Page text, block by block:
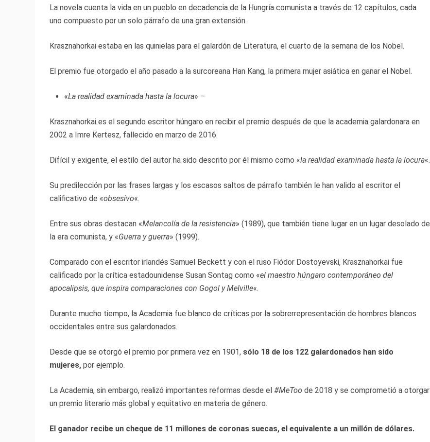
La novela cuenta la vida en un pueblo en decadencia de la Hungría comunista a través de 12 capítulos, cada
uno compuesto por un solo párrafo de una gran extensión.
Krasznahorkai estaba en las quinielas para el galardón de Literatura, el cuarto de la semana de los Nobel.
El premio fue otorgado el año pasado a la surcoreana Han Kang, la primera mujer asiática en ganar el Nobel.
«La realidad examinada hasta la locura» –
Krasznahorkai es el segundo escritor húngaro en recibir el premio después de que la academia galardonara en
2002 a Imre Kertesz, fallecido en marzo de 2016.
Difícil y exigente, el estilo del autor ha sido descrito por él mismo como «la realidad examinada hasta la locura«.
Su predilección por las frases largas y los escasos saltos de párrafo también le han valido al escritor el
calificativo de «obsesivo«.
Entre sus obras destacan «Melancolía de la resistencia» (1989), que también tiene lugar en un lugar desolado de
la era comunista, y «Guerra y guerra» (1999).
Comparado con el escritor irlandés Samuel Beckett y con el ruso Fiódor Dostoyevski, Krasznahorkai fue
calificado por la crítica estadounidense Susan Sontag como «el maestro húngaro contemporáneo del
apocalipsis, que inspira comparaciones con Gogol y Melville«.
Durante mucho tiempo, la Academia fue blanco de críticas por la sobrerrepresentación de hombres blancos
occidentales entre sus galardonados.
Desde que se otorgó el premio por primera vez en 1901, sólo 18 de los 122 galardonados han sido
mujeres, por ejemplo.
La Academia, sin embargo, realizó importantes reformas desde el #MeToo de 2018 y se comprometió a otorgar
un premio literario más global y equitativo en materia de género.
El ganador recibe un cheque de 11 millones de coronas suecas, el equivalente a un millón de dólares.